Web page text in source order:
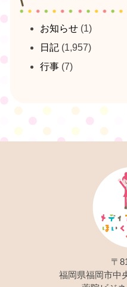
お知らせ (1)
日記 (1,957)
行事 (7)
〒
福岡県福岡市中